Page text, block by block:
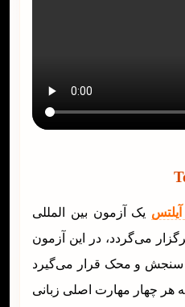
یک آزمون بین المللی
می‌گردد، در این آزمون
سنجش و محک قرار می‌گیرد
هر چهار مهارت اصلی زبانی